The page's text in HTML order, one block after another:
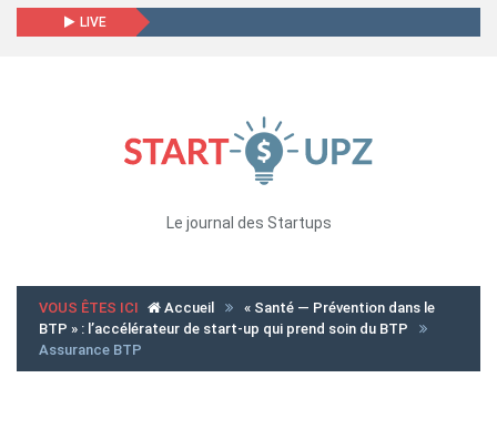
LIVE
Le journal des Startups
VOUS ÊTES ICI Accueil
« Santé — Prévention dans le
BTP » : l’accélérateur de start-up qui prend soin du BTP
Assurance BTP